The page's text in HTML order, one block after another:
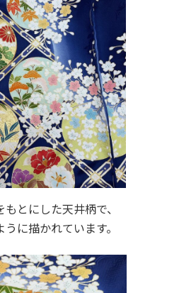
とにした天井柄で、
に描かれています。